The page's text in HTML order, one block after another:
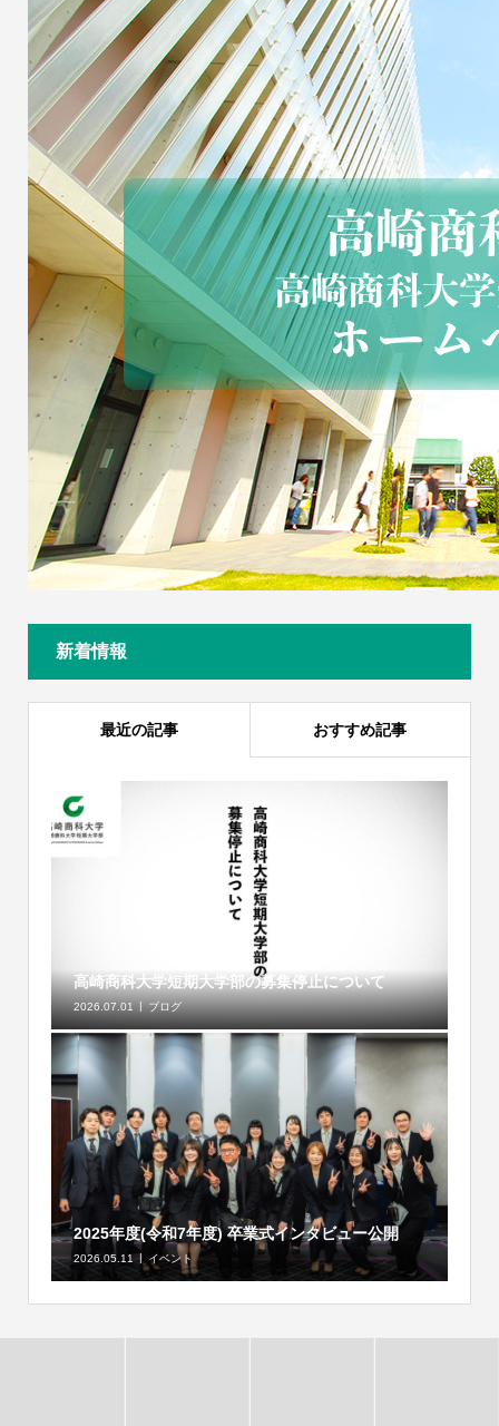
新着情報
最近の記事 おすすめ記事
高崎商科大学短期大学部の募集停止について
2026.07.01 ブログ
2025年度(令和7年度) 卒業式インタビュー公開
2026.05.11 イベント